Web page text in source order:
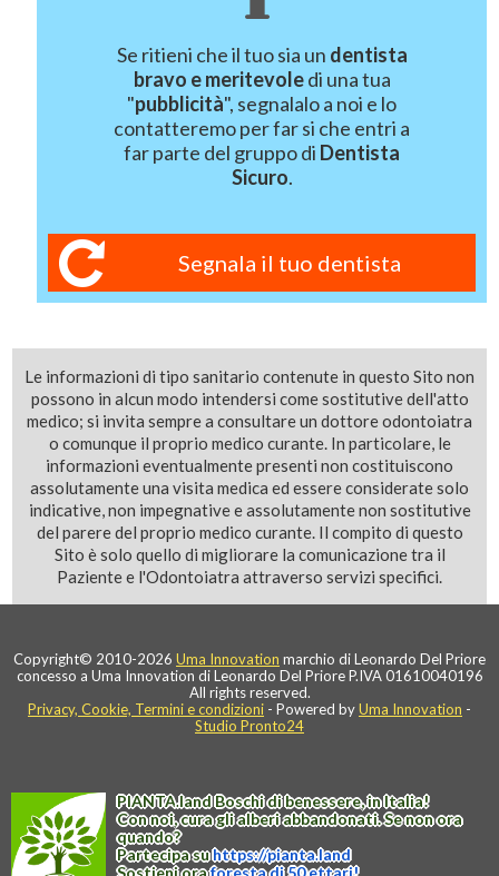
Se ritieni che il tuo sia un dentista
bravo e meritevoledi una tua
"pubblicità", segnalalo a noi e lo
contatteremo per far si che entri a
far parte del gruppo di Dentista
Sicuro.
Segnala il tuo dentista
Le informazioni di tipo sanitario contenute in questo Sito non
possono in alcun modo intendersi come sostitutive dell'atto
medico; si invita sempre a consultare un dottore odontoiatra
o comunque il proprio medico curante. In particolare, le
informazioni eventualmente presenti non costituiscono
assolutamente una visita medica ed essere considerate solo
indicative, non impegnative e assolutamente non sostitutive
del parere del proprio medico curante. Il compito di questo
Sito è solo quello di migliorare la comunicazione tra il
Paziente e l'Odontoiatra attraverso servizi specifici.
Copyright© 2010-2026 Uma Innovation marchio di Leonardo Del Priore
concesso a Uma Innovation di Leonardo Del Priore P.IVA 01610040196
All rights reserved.
Privacy, Cookie, Termini e condizioni - Powered byUma Innovation -
Studio Pronto24
PIANTA.landBoschi di benessere, in Italia!
Con noi, cura gli alberi abbandonati. Se non ora
quando?
Partecipa suhttps://pianta.land
Sostieni oraforesta di 50 ettari!